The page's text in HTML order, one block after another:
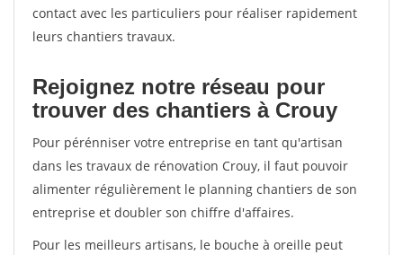
contact avec les particuliers pour réaliser rapidement
leurs chantiers travaux.
Rejoignez notre réseau pour
trouver des chantiers à Crouy
Pour pérénniser votre entreprise en tant qu'artisan
dans les travaux de rénovation Crouy, il faut pouvoir
alimenter régulièrement le planning chantiers de son
entreprise et doubler son chiffre d'affaires.
Pour les meilleurs artisans, le bouche à oreille peut